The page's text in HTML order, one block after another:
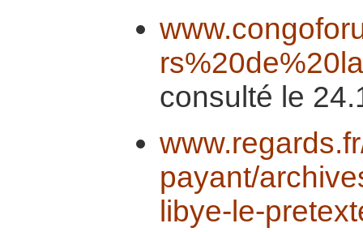
consulté le
payant/
libye-le-